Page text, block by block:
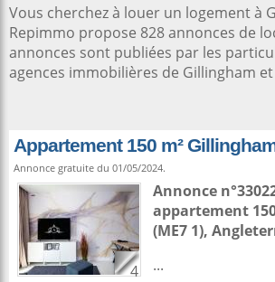
Vous cherchez à louer un logement à
Repimmo propose 828 annonces de
annonces sont publiées par les
agences immobilières de Gillingham et
Appartement 150 m²
Annonce gratuite du 01/05/2024.
4
Annonce
appartement
(ME7 1),
...